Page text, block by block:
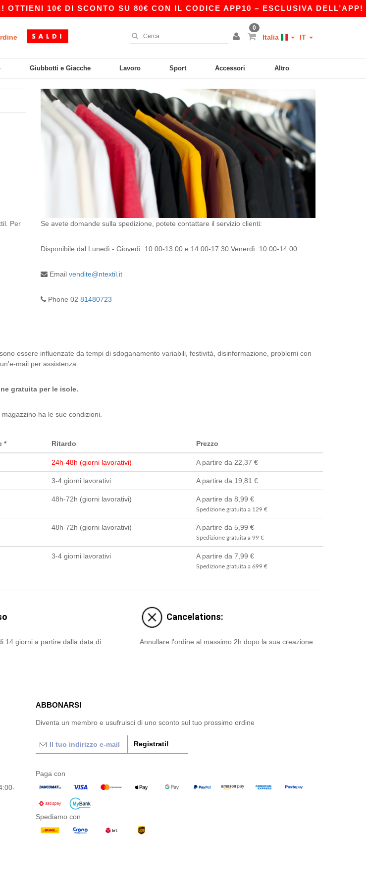
10€ DI SCONTO SU 80€ CON IL CODICE APP10 – ESCLUSIVA DELL’APP!
0
Italia IT
Giubbotti e Giacche Lavoro Sport Accessori Altro
Per
Se avete domande sulla spedizione, potete contattare il servizio clienti:
Disponibile dal Lunedì - Giovedì: 10:00-13:00 e 14:00-17:30 Venerdì: 10:00-14:00
Email vendite@ntextil.it
Phone 02 81480723
essere influenzate da tempi di sdoganamento variabili, festività, disinformazione, problemi con
mail per assistenza.
gratuita per le isole.
ha le sue condizioni.
* Ritardo Prezzo
24h-48h (giorni lavorativi) A partire da 22,37 €
3-4 giorni lavorativi A partire da 19,81 €
48h-72h (giorni lavorativi) A partire da 8,99 €
Spedizione gratuita a 129 €
48h-72h (giorni lavorativi) A partire da 5,99 €
Spedizione gratuita a 99 €
3-4 giorni lavorativi A partire da 7,99 €
Spedizione gratuita a 699 €
14 giorni a partire dalla data di
Cancelations:
Annullare l'ordine al massimo 2h dopo la sua creazione
ABBONARSI
Diventa un membro e usufruisci di uno sconto sul tuo prossimo ordine
Registrati!
Paga con
Spediamo con